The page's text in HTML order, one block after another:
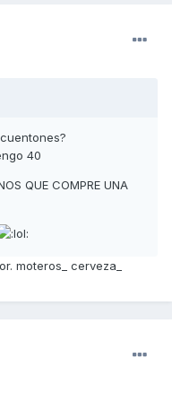
40
QUE COMPRE UNA
moteros_ cerveza_